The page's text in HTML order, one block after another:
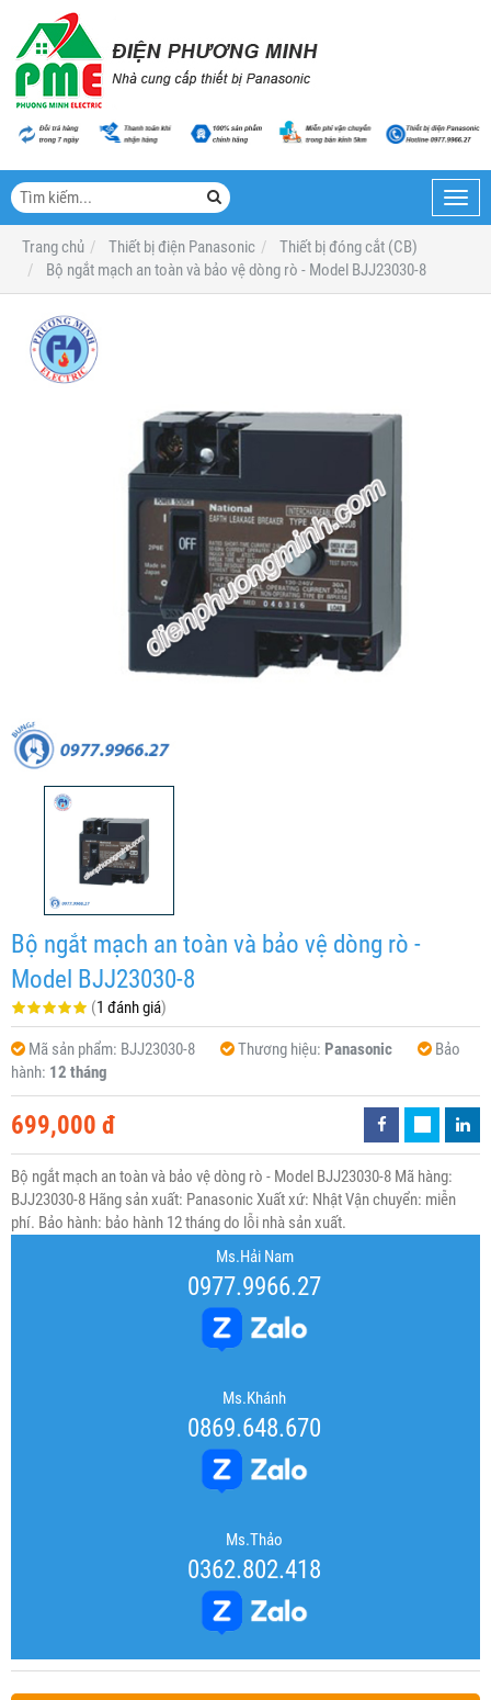
Trang chủ
Thiết bị điện Panasonic
Thiết bị đóng cắt (CB)
Bộ ngắt mạch an toàn và bảo vệ dòng rò - Model BJJ23030-8
Bộ ngắt mạch an toàn và bảo vệ dòng rò -
Model BJJ23030-8
(1 đánh giá)
Mã sản phẩm: BJJ23030-8 Thương hiệu: Panasonic
Bảo
hành: 12 tháng
699,000 đ
Bộ ngắt mạch an toàn và bảo vệ dòng rò - Model BJJ23030-8 Mã hàng:
BJJ23030-8 Hãng sản xuất: Panasonic Xuất xứ: Nhật Vận chuyển: miễn
phí. Bảo hành: bảo hành 12 tháng do lỗi nhà sản xuất.
Ms.Hải Nam
0977.9966.27
Ms.Khánh
0869.648.670
Ms.Thảo
0362.802.418